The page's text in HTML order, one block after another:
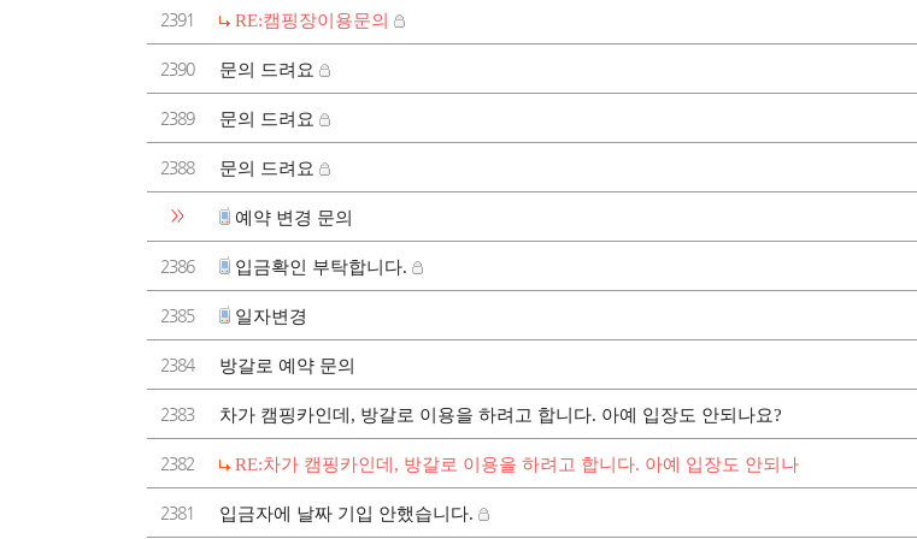
2391 RE:캠핑장이용문의
2390 문의 드려요
2389 문의 드려요
2388 문의 드려요
>> 예약 변경 문의
2386 입금확인 부탁합니다.
2385 일자변경
2384 방갈로 예약 문의
2383 차가 캠핑카인데, 방갈로 이용을 하려고 합니다. 아예 입장도 안되나요?
2382 RE:차가 캠핑카인데, 방갈로 이용을 하려고 합니다. 아예 입장도 안되나
2381 입금자에 날짜 기입 안했습니다.